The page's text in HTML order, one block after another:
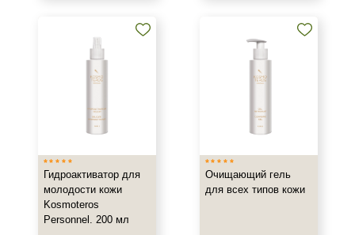
Гидроактиватор для
молодости кожи
Kosmoteros
Personnel. 200 мл
Очищающий гель
для всех типов кожи
+7 (929) 933-09-89